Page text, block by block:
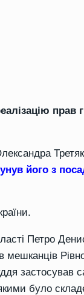
прав
його з
Петро
мешканців
застосував
було